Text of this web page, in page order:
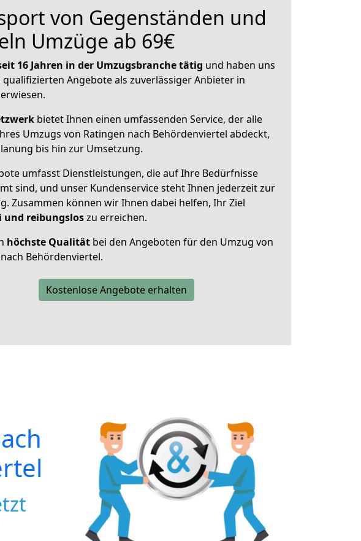
von Gegenständen und
Umzüge ab 69€
16 Jahren in der Umzugsbranche tätig und haben uns
Angebote als zuverlässiger Anbieter in
bietet Ihnen einen umfassenden Service, der alle
Umzugs von Ratingen nach Behördenviertel abdeckt,
bis hin zur Umsetzung.
umfasst Dienstleistungen, die auf Ihre Bedürfnisse
sind, und unser Kundenservice steht Ihnen jederzeit zur
Zusammen können wir Ihnen dabei helfen, Ihr Ziel
und reibungsloszu erreichen.
höchste Qualität bei den Angeboten für den Umzug von
Behördenviertel.
Kostenlose Angebote erhalten